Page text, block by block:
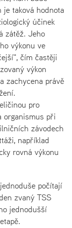
taková hodnota
účinek
zátěž. Jeho
výkonu ve
čím častěji
výkon
zachycena právě
pro
organismus při
závodech
například
rovná výkonu
počítají
zvaný TSS
jednodušší